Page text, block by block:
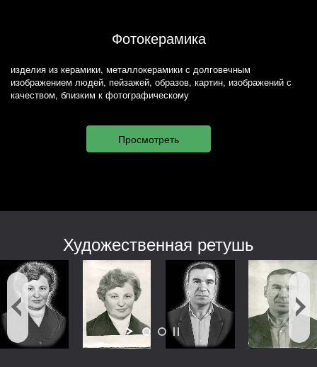
Фотокерамика
изделия из керамики, металлокерамики с долговечным
изображением людей, пейзажей, образов, картин, изображений с
качеством, близким к фотографическому
Художественная ретушь